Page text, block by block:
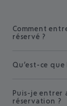
Comment
réservé ?
Qu’est-ce
Puis-je entrer
réservation ?